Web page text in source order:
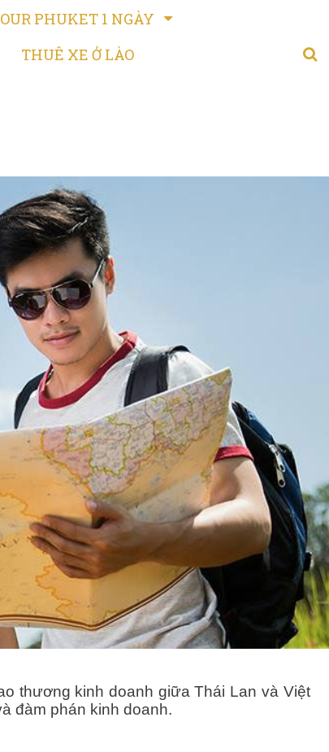
PHUKET 1 NGÀY
THUÊ XE Ở LÀO
thương kinh doanh giữa Thái Lan và Việt
đàm phán kinh doanh.